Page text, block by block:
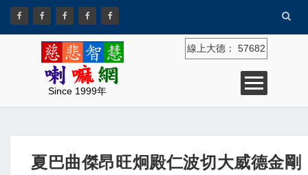
Since 1999年
線上大德： 57682
夏巴曲傑昂旺炯殿仁波切大威德金剛